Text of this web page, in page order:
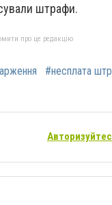
штрафи.
про це редакцію
#несплата